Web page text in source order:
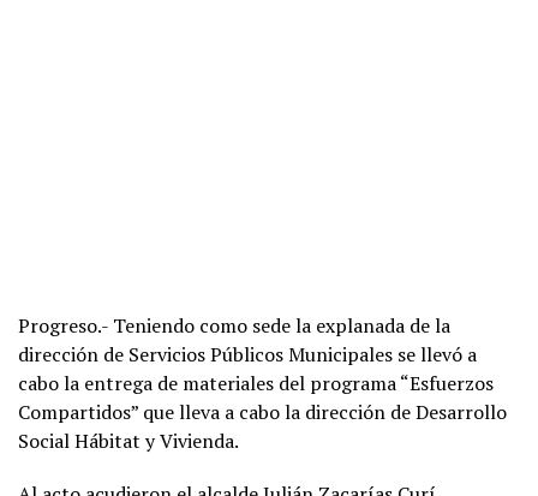
Progreso.- Teniendo como sede la explanada de la
dirección de Servicios Públicos Municipales se llevó a
cabo la entrega de materiales del programa “Esfuerzos
Compartidos” que lleva a cabo la dirección de Desarrollo
Social Hábitat y Vivienda.